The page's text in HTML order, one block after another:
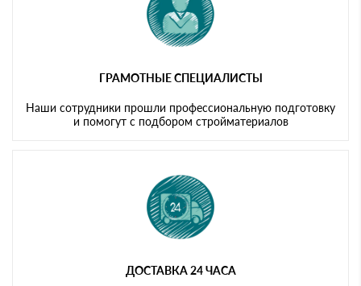
ГРАМОТНЫЕ СПЕЦИАЛИСТЫ
Наши сотрудники прошли профессиональную подготовку
и помогут с подбором стройматериалов
ДОСТАВКА 24 ЧАСА